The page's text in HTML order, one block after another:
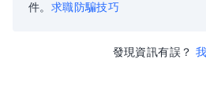
件。 求職防騙技巧
發現資訊有誤？